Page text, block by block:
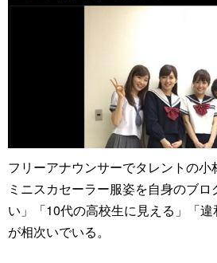
フリーアナウンサーでタレントの小
ミニスカセーラー服姿を自身のブ
い」「10代の高校生に見える」「
が相次いでいる。